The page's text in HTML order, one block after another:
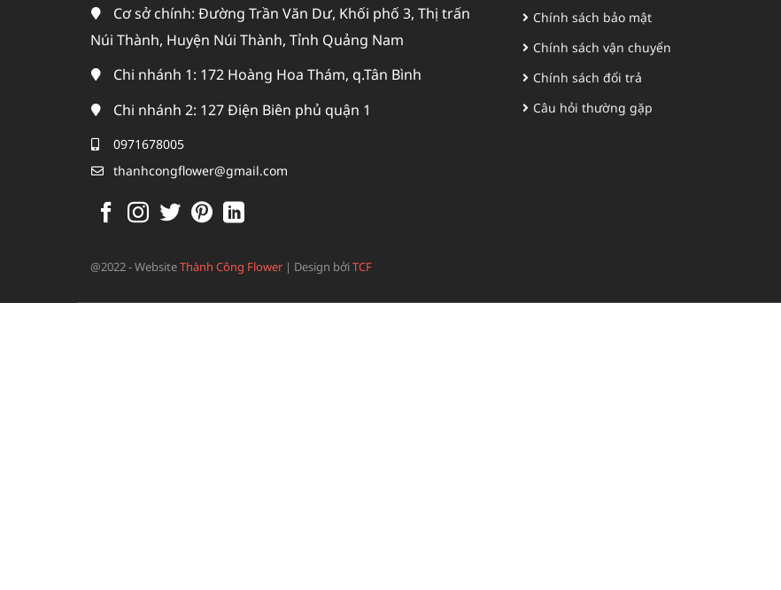
Cơ sở chính: Đường Trần Văn Dư, Khối phố 3, Thị trấn
Núi Thành, Huyện Núi Thành, Tỉnh Quảng Nam
Chi nhánh 1: 172 Hoàng Hoa Thám, q.Tân Bình
Chi nhánh 2: 127 Điện Biên phủ quận 1
0971678005
thanhcongflower@gmail.com
Chính sách bảo mật
Chính sách vận chuyển
Chính sách đổi trả
Câu hỏi thường gặp
@2022 - WebsiteThành Công Flower | Design bởiTCF